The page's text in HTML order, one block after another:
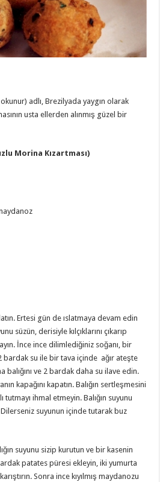
adlı, Brezilyada yaygın olarak
usta ellerden alınmış güzel bir
Morina Kızartması)
Ertesi gün de ıslatmaya devam edin
süzün, derisiyle kılçıklarını çıkarıp
İnce ince dilimlediğiniz soğanı, bir
bardak su ile bir tava içinde ağır ateşte
ve 2 bardak daha su ilave edin.
kapağını kapatın. Balığın sertleşmesini
tutmayı ihmal etmeyin. Balığın suyunu
suyunun içinde tutarak buz
suyunu sizip kurutun ve bir kasenin
patates püresi ekleyin, iki yumurta
Sonra ince kıyılmış maydanozu